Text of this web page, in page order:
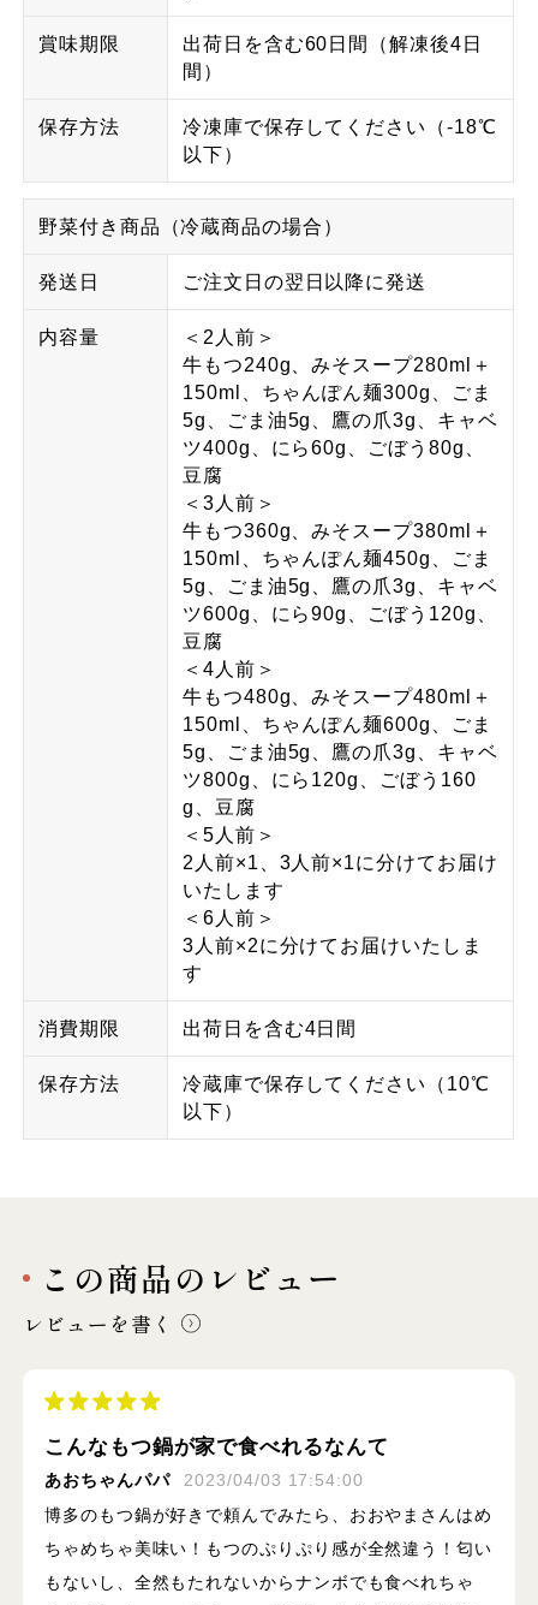
賞味期限
出荷日を含む60日間（解凍後4日
間）
保存方法
冷凍庫で保存してください（-18℃
以下）
野菜付き商品（冷蔵商品の場合）
発送日 ご注文日の翌日以降に発送
内容量
＜2人前＞
牛もつ240g、みそスープ280ml＋
150ml、ちゃんぽん麺300g、ごま
5g、ごま油5g、鷹の爪3g、キャベ
ツ400g、にら60g、ごぼう80g、
豆腐
＜3人前＞
牛もつ360g、みそスープ380ml＋
150ml、ちゃんぽん麺450g、ごま
5g、ごま油5g、鷹の爪3g、キャベ
ツ600g、にら90g、ごぼう120g、
豆腐
＜4人前＞
牛もつ480g、みそスープ480ml＋
150ml、ちゃんぽん麺600g、ごま
5g、ごま油5g、鷹の爪3g、キャベ
ツ800g、にら120g、ごぼう160
g、豆腐
＜5人前＞
2人前×1、3人前×1に分けてお届け
いたします
＜6人前＞
3人前×2に分けてお届けいたしま
す
消費期限 出荷日を含む4日間
保存方法
冷蔵庫で保存してください（10℃
以下）
この商品のレビュー
レビューを書く
こんなもつ鍋が家で食べれるなんて
あおちゃんパパ
2023/04/03 17:54:00
博多のもつ鍋が好きで頼んでみたら、おおやまさんはめ
ちゃめちゃ美味い！もつのぷりぷり感が全然違う！匂い
もないし、全然もたれないからナンボでも食べれちゃ